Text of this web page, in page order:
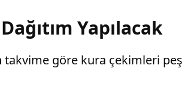
Yapılacak
takvime göre kura çekimleri